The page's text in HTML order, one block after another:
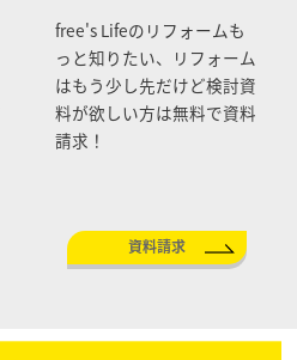
free's Lifeのリフォームも
っと知りたい、リフォーム
はもう少し先だけど検討資
料が欲しい方は無料で資料
請求！
資料請求